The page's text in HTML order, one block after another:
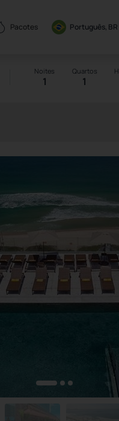
Pacotes Português, BR
Noites
1
Quartos
1